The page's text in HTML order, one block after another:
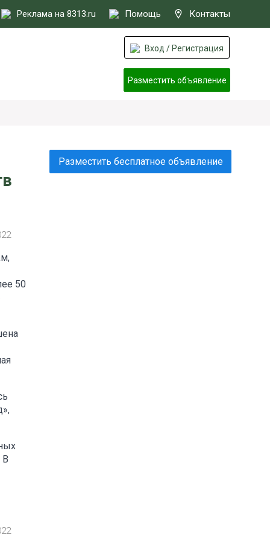
Реклама на 8313.ru Помощь Контакты
Вход / Регистрация
Разместить объявление
50
В
Разместить бесплатное объявление